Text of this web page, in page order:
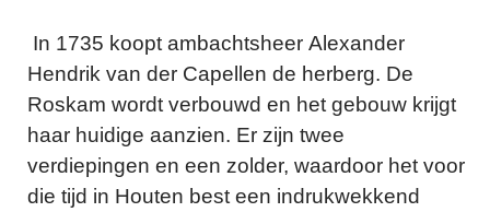
In 1735 koopt ambachtsheer Alexander
Hendrik van der Capellen de herberg. De
Roskam wordt verbouwd en het gebouw krijgt
haar huidige aanzien. Er zijn twee
verdiepingen en een zolder, waardoor het voor
die tijd in Houten best een indrukwekkend